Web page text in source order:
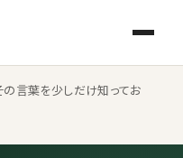
の言葉を少しだけ知ってお